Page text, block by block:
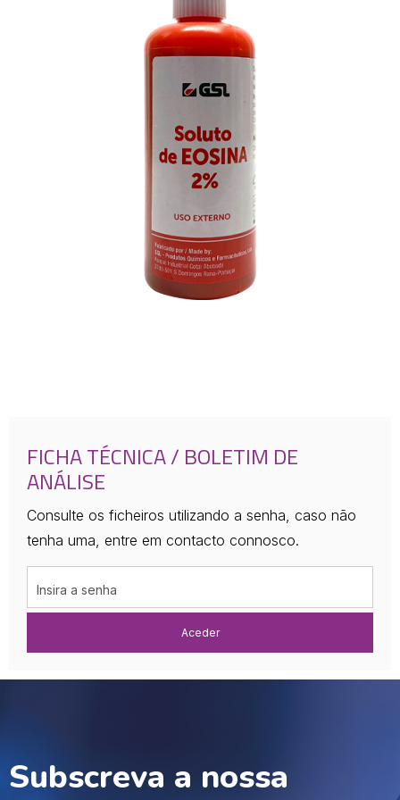
FICHA TÉCNICA / BOLETIM DE
ANÁLISE
Consulte os ficheiros utilizando a senha, caso não
tenha uma, entre em contacto connosco.
Aceder
Subscreva a nossa